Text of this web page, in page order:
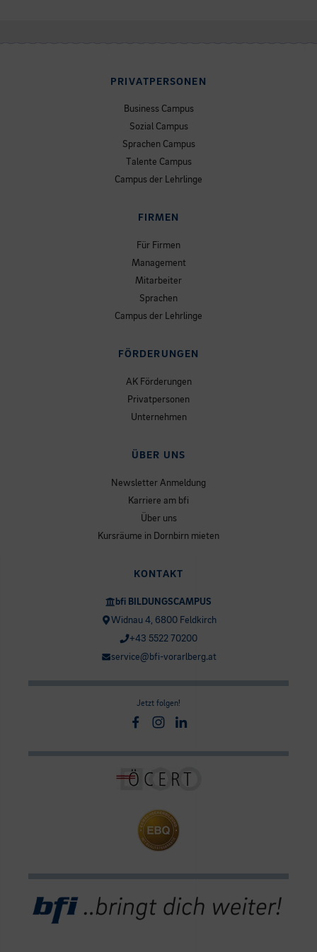
PRIVATPERSONEN
Business Campus
Sozial Campus
Sprachen Campus
Talente Campus
Campus der Lehrlinge
FIRMEN
Für Firmen
Management
Mitarbeiter
Sprachen
Campus der Lehrlinge
FÖRDERUNGEN
AK Förderungen
Privatpersonen
Unternehmen
ÜBER UNS
Newsletter Anmeldung
Karriere am bfi
Über uns
Kursräume in Dornbirn mieten
KONTAKT
bfi BILDUNGSCAMPUS
Widnau 4, 6800 Feldkirch
+43 5522 70200
service@bfi-vorarlberg.at
Jetzt folgen!
Facebook
Instagram
Linkedin